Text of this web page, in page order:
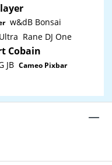
w&dB Bonsai
Rane DJ One
Cobain
JB Cameo Pixbar